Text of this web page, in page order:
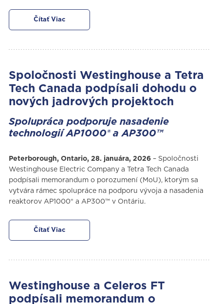
Čítať Viac
Spoločnosti Westinghouse a Tetra
Tech Canada podpísali dohodu o
nových jadrových projektoch
Spolupráca podporuje nasadenie
technologií AP1000® a AP300™
Peterborough, Ontario, 28. januára, 2026 – Spoločnosti
Westinghouse Electric Company a Tetra Tech Canada
podpísali memorandum o porozumení (MoU), ktorým sa
vytvára rámec spolupráce na podporu vývoja a nasadenia
reaktorov AP1000® a AP300™ v Ontáriu.
Čítať Viac
Westinghouse a Celeros FT
podpísali memorandum o